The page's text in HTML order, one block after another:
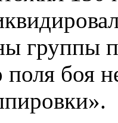
группы
поля боя